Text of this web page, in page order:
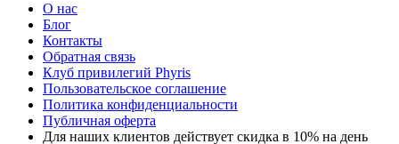
О нас
Блог
Контакты
Обратная связь
Клуб привилегий Phyris
Пользовательское соглашение
Политика конфиденциальности
Публичная оферта
Для наших клиентов действует скидка в 10% на день